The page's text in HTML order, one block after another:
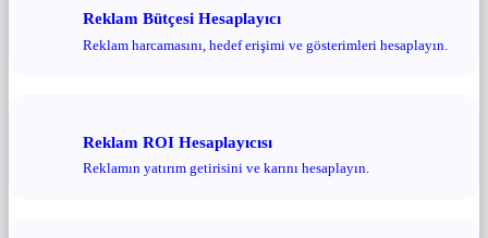
Reklam Bütçesi Hesaplayıcı
Reklam harcamasını, hedef erişimi ve gösterimleri hesaplayın.
Reklam ROI Hesaplayıcısı
Reklamın yatırım getirisini ve karını hesaplayın.